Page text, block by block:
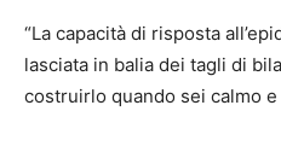
“La capacità di risposta
lasciata in balia dei tagli di
costruirlo quando sei calmo